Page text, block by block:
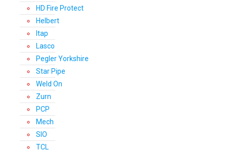
HD Fire Protect
Helbert
Itap
Lasco
Pegler Yorkshire
Star Pipe
Weld On
Zurn
PCP
Mech
SIO
TCL